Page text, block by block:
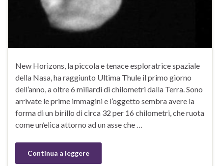
New Horizons, la piccola e tenace esploratrice spaziale
della Nasa, ha raggiunto Ultima Thule il primo giorno
dell’anno, a oltre 6 miliardi di chilometri dalla Terra. Sono
arrivate le prime immagini e l’oggetto sembra avere la
forma di un birillo di circa 32 per 16 chilometri, che ruota
come un’elica attorno ad un asse che …
Continua a leggere